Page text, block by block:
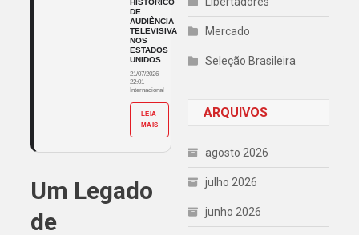
HISTÓRICO
DE
AUDIÊNCIA
TELEVISIVA
NOS
ESTADOS
UNIDOS
21/07/2026
22:01 ·
Internacional
LEIA
MAIS
Um Legado
de
Mercado
Seleção Brasileira
ARQUIVOS
agosto 2026
julho 2026
junho 2026